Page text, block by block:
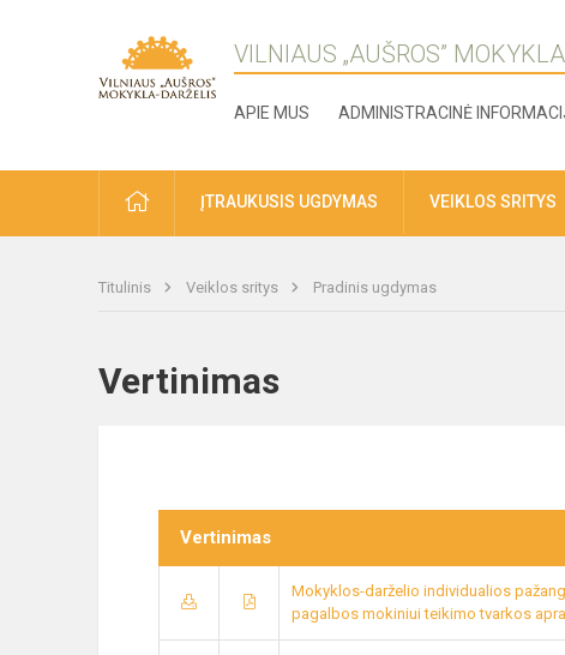
VILNIAUS „AUŠROS”
APIE MUS ADMINISTRACINĖ
ĮTRAUKUSIS UGDYMAS VEIKLOS SRITYS
Titulinis Veiklos sritys Pradinis ugdymas
Vertinimas
Vertinimas
Mokyklos-darželio individualios
pagalbos mokiniui teikimo tvarkos